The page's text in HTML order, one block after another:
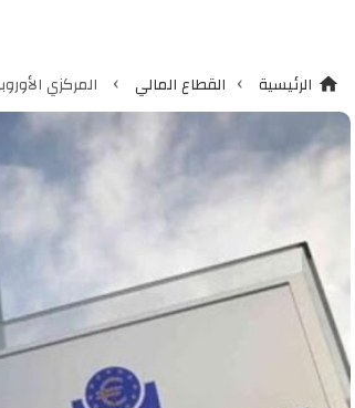
 الرئيسية › القطاع المالي › المركزي